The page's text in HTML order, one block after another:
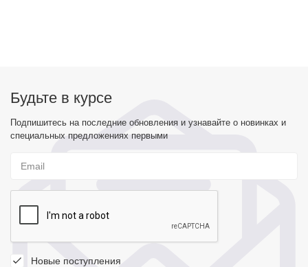
Будьте в курсе
Подпишитесь на последние обновления и узнавайте о новинках и
специальных предложениях первыми
Новые поступления